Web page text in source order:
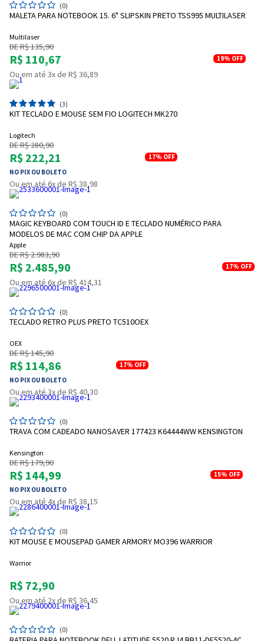
(0)
MALETA PARA NOTEBOOK 15. 6" SLIPSKIN PRETO TSS995 MULTILASER
Multilaser
DE R$ 135,90
R$ 110,67 19% OFF
Ou em até 3x de R$ 36,89
(3)
KIT TECLADO E MOUSE SEM FIO LOGITECH MK270
Logitech
DE R$ 280,90
R$ 222,21
NO PIX OU BOLETO
17% OFF
Ou em até 6x de R$ 38,98
(0)
MAGIC KEYBOARD COM TOUCH ID E TECLADO NUMÉRICO PARA
MODELOS DE MAC COM CHIP DA APPLE
Apple
DE R$ 2.983,90
R$ 2.485,90 17% OFF
Ou em até 6x de R$ 414,31
(0)
TECLADO RETRO PLUS PRETO TC510OEX
OEX
DE R$ 145,90
R$ 114,86
NO PIX OU BOLETO
17% OFF
Ou em até 3x de R$ 40,30
(0)
TRAVA COM CADEADO NANOSAVER 177423 K64444WW KENSINGTON
Kensington
DE R$ 179,90
R$ 144,99
NO PIX OU BOLETO
15% OFF
Ou em até 4x de R$ 38,15
(0)
KIT MOUSE E MOUSEPAD GAMER ARMORY MO396 WARRIOR
Warrior
R$ 72,90
Ou em até 2x de R$ 36,45
(0)